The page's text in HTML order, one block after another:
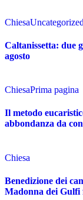
ChiesaUncategorized
Caltanissetta: due
agosto
ChiesaPrima pagina
Il metodo
abbondanza da
Chiesa
Benedizione dei
Madonna dei Gulfi